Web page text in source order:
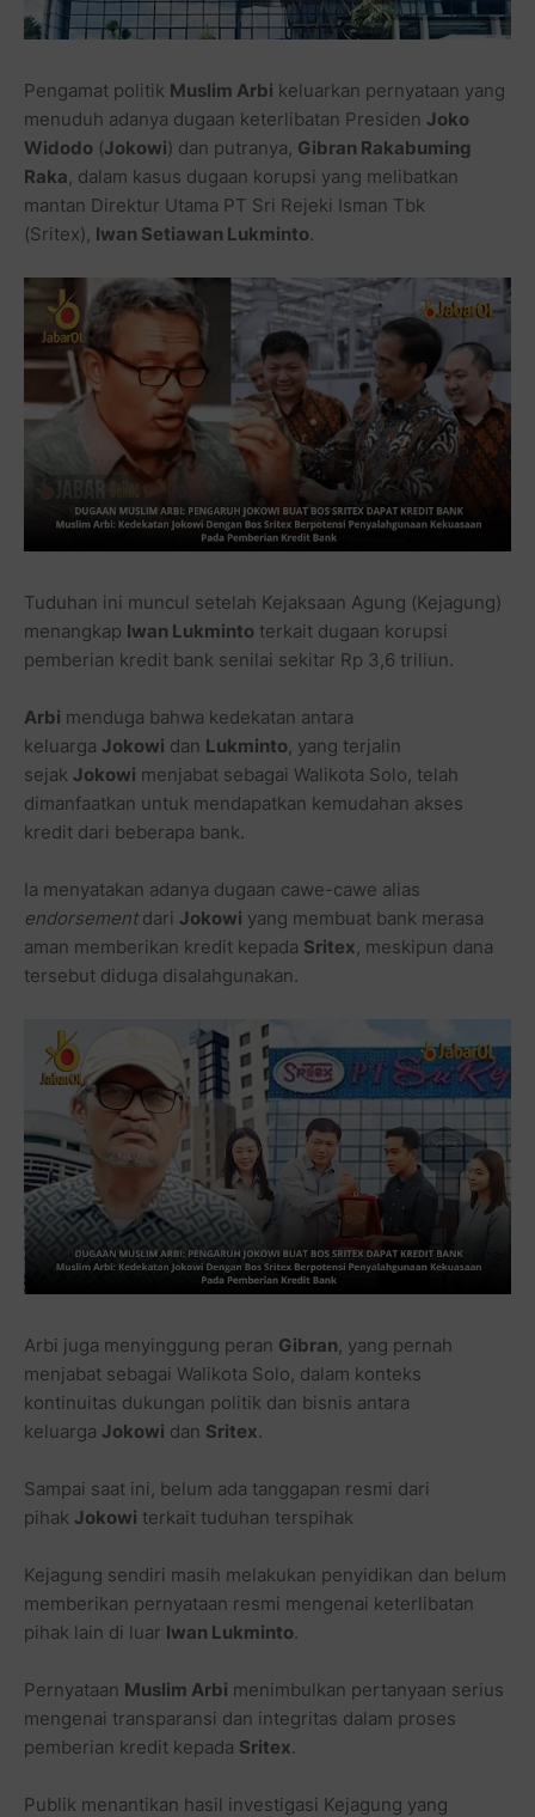
Pengamat politik Muslim Arbi keluarkan pernyataan yang
menuduh adanya dugaan keterlibatan Presiden Joko
Widodo (Jokowi) dan putranya, Gibran Rakabuming
Raka , dalam kasus dugaan korupsi yang melibatkan
mantan Direktur Utama PT Sri Rejeki Isman Tbk
(Sritex), Iwan Setiawan Lukminto.
Tuduhan ini muncul setelah Kejaksaan Agung (Kejagung)
menangkap Iwan Lukminto terkait dugaan korupsi
pemberian kredit bank senilai sekitar Rp 3,6 triliun.
Arbi menduga bahwa kedekatan antara
keluarga Jokowi dan Lukminto, yang terjalin
sejak Jokowi menjabat sebagai Walikota Solo, telah
dimanfaatkan untuk mendapatkan kemudahan akses
kredit dari beberapa bank.
Ia menyatakan adanya dugaan cawe-cawe alias
endorsementdari Jokowi yang membuat bank merasa
aman memberikan kredit kepada Sritex, meskipun dana
tersebut diduga disalahgunakan.
Arbi juga menyinggung peran Gibran , yang pernah
menjabat sebagai Walikota Solo, dalam konteks
kontinuitas dukungan politik dan bisnis antara
keluarga Jokowi dan Sritex.
Sampai saat ini, belum ada tanggapan resmi dari
pihak Jokowi terkait tuduhan terspihak
Kejagung sendiri masih melakukan penyidikan dan belum
memberikan pernyataan resmi mengenai keterlibatan
pihak lain di luar Iwan Lukminto.
Pernyataan Muslim Arbi menimbulkan pertanyaan serius
mengenai transparansi dan integritas dalam proses
pemberian kredit kepada Sritex.
Publik menantikan hasil investigasi Kejagung yang